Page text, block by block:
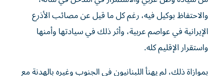
والاحتفاظ بوكيل فيه، رغم كل ما قيل عن مصائب الأذرع
الإيرانية في عواصم عربية، وأثر ذلك في سيادتها وأمنها
واستقرار الإقليم كله.
بموازاة ذلك، لم يهنأ اللبنانيون في الجنوب وغيره بالهدنة مع